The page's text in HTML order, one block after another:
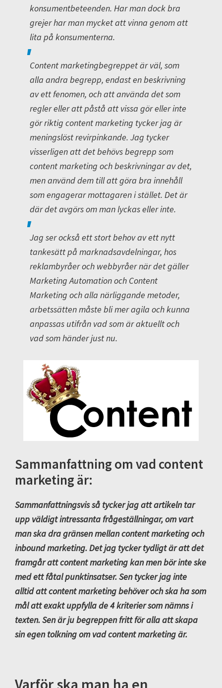
konsumentbeteenden. Har man dock bra
grejer har man mycket att vinna genom att
lita på konsumenterna.
Content marketingbegreppet är väl, som
alla andra begrepp, endast en beskrivning
av ett fenomen, och att använda det som
regler eller att påstå att vissa gör eller inte
gör riktig content marketing tycker jag är
meningslöst revirpinkande. Jag tycker
visserligen att det behövs begrepp som
content marketing och beskrivningar av det,
men använd dem till att göra bra innehåll
som engagerar mottagaren i stället. Det är
där det avgörs om man lyckas eller inte.
Jag ser också ett stort behov av ett nytt
tankesätt på marknadsavdelningar, hos
reklambyråer och webbyråer när det gäller
Marketing Automation och Content
Marketing och alla närliggande metoder,
arbetssätten måste bli mer agila och kunna
anpassas utifrån vad som är aktuellt och
vad som händer just nu.
Sammanfattning om vad content
marketing är:
Sammanfattningsvis så tycker jag att artikeln tar
upp väldigt intressanta frågeställningar, om vart
man ska dra gränsen mellan content marketing och
inbound marketing. Det jag tycker tydligt är att det
framgår att content marketing kan men bör inte ske
med ett fåtal punktinsatser. Sen tycker jag inte
alltid att content marketing behöver och ska ha som
mål att exakt uppfylla de 4 kriterier som nämns i
texten. Sen är ju begreppen fritt för alla att skapa
sin egen tolkning om vad content marketing är.
Varför ska man ha en